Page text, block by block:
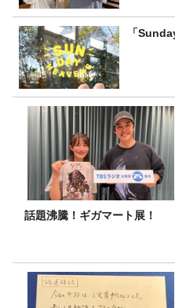
「
話題沸騰！ギガマート展！